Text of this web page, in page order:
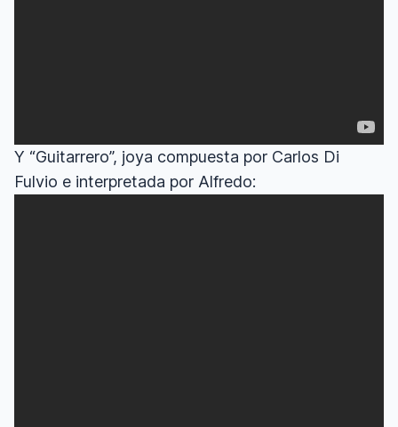
Y “Guitarrero”, joya compuesta por Carlos Di
Fulvio e interpretada por Alfredo: